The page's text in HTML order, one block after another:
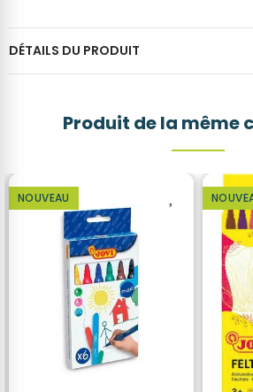
DÉTAILS DU PRODUIT
Produit de la même
NOUVEAU